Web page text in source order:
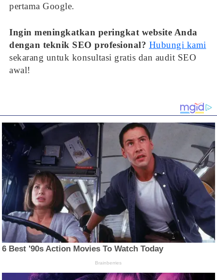
pertama Google.
Ingin meningkatkan peringkat website Anda
dengan teknik SEO profesional? Hubungi kami
sekarang untuk konsultasi gratis dan audit SEO
awal!